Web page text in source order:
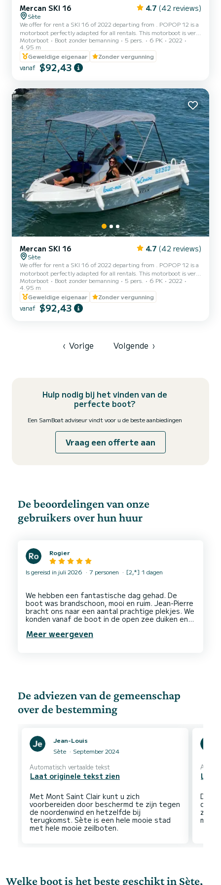
Mercan SKI 16 4.7 (42 reviews)
Sète
We offer for rent a SKI 16 of 2022 departing from . POPOP 12 is a
motorboot perfectly adapted for all rentals. This motorboot is very
pleasant to handle for a week cruise or more. You are guaranteed to
spend an exceptional day or week on this 5 meter boat. The
capacity of this boat is passengers. U kunt uw reserveringsaanvraag
naar ons sturen op SamBoat!
Motorboot Boot zonder bemanning 5 pers. 6 PK
2022
4.95 m
Geweldige eigenaar
Zonder vergunning
vanaf $92,43
Mercan SKI 16 4.7 (42 reviews)
Sète
We offer for rent a SKI 16 of 2022 departing from . POPOP 12 is a
motorboot perfectly adapted for all rentals. This motorboot is very
pleasant to handle for a week cruise or more. You are guaranteed to
spend an exceptional day or week on this 5 meter boat. The
capacity of this boat is passengers. U kunt uw reserveringsaanvraag
naar ons sturen op SamBoat!
Motorboot Boot zonder bemanning 5 pers. 6 PK
2022
4.95 m
Geweldige eigenaar
Zonder vergunning
vanaf $92,43
‹ Vorige Volgende ›
Hulp nodig bij het vinden van de
perfecte boot?
Een SamBoat adviseur vindt voor u de beste aanbiedingen
Vraag een offerte aan
De beoordelingen van onze
gebruikers over hun huur
Rogier
Is gereisd in juli 2026 7 personen [2,*] 1 dagen
We hebben een fantastische dag gehad. De
boot was brandschoon, mooi en ruim. Jean-Pierre
bracht ons naar een aantal prachtige plekjes. We
konden vanaf de boot in de open zee duiken en
Pierre is erg behulpzaam en een uitstekende
Meer weergeven
De adviezen van de gemeenschap
over de bestemming
Jean-Louis
Sète
September 2024
Automatisch vertaalde tekst
Laat originele tekst zien
Met Mont Saint Clair kunt u zich
voorbereiden door beschermd te zijn tegen
de noordenwind en hetzelfde bij
terugkomst. Sète is een hele mooie stad
Laat
de
Welke boot is het beste geschikt in Sète,